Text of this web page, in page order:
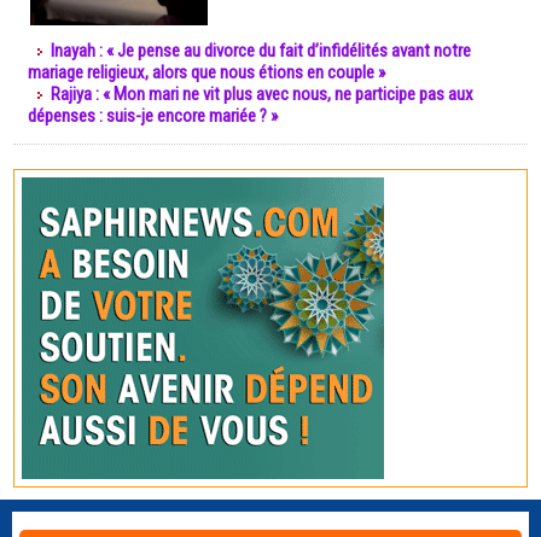
Inayah : « Je pense au divorce du fait d’infidélités avant notre
mariage religieux, alors que nous étions en couple »
Rajiya : « Mon mari ne vit plus avec nous, ne participe pas aux
dépenses : suis-je encore mariée ? »